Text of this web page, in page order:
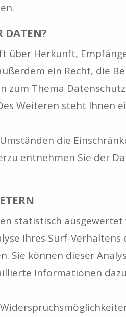
DATEN?
über Herkunft,
ein Recht, die
zum Thema
Weiteren steht Ihnen
die
entnehmen Sie der
statistisch
Ihres Surf-
Sie können dieser
Informationen